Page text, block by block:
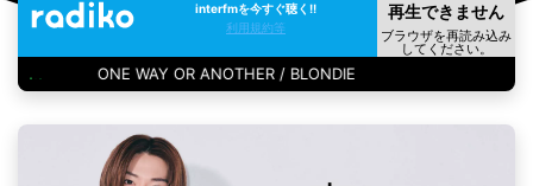
interfmを今すぐ聴く!!
利用規約等
ONE WAY OR ANOTHER / BLONDIE